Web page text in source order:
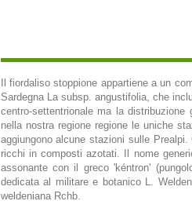
Il fiordaliso stoppione appartiene a un
Sardegna La subsp. angustifolia, che
centro-settentrionale ma la
nella nostra regione regione le uniche
aggiungono alcune stazioni sulle
ricchi in composti azotati. Il nome
assonante con il greco 'kéntron'
dedicata al militare e botanico L.
weldeniana Rchb.